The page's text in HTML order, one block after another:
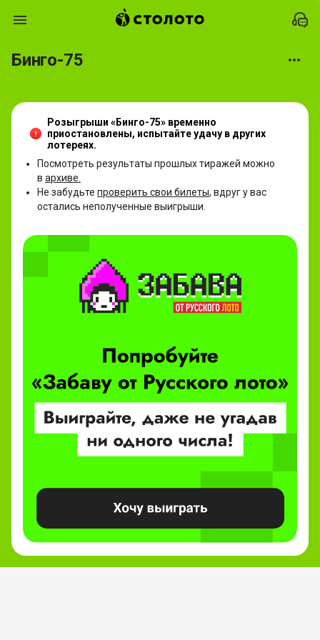
Бинго-75
Розыгрыши «Бинго-75» временно
приостановлены, испытайте удачу в других
лотереях.
Посмотреть результаты прошлых тиражей можно
в архиве.
Не забудьте проверить свои билеты, вдруг у вас
остались неполученные выигрыши.